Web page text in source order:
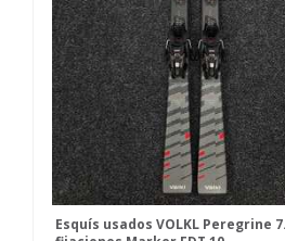
Esquís usados VOLKL Peregrine